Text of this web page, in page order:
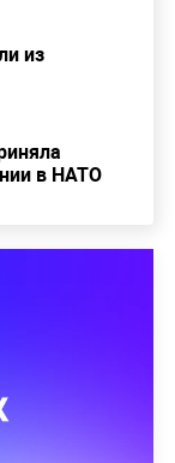
из
в НАТО